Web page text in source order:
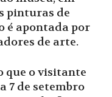
pinturas de
é apontada por
de arte.
que o visitante
7 de setembro